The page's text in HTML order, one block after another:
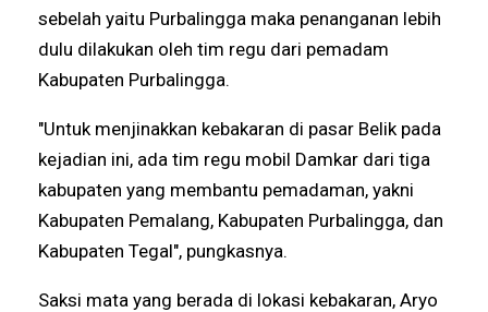
sebelah yaitu Purbalingga maka penanganan lebih
dulu dilakukan oleh tim regu dari pemadam
Kabupaten Purbalingga.
"Untuk menjinakkan kebakaran di pasar Belik pada
kejadian ini, ada tim regu mobil Damkar dari tiga
kabupaten yang membantu pemadaman, yakni
Kabupaten Pemalang, Kabupaten Purbalingga, dan
Kabupaten Tegal", pungkasnya.
Saksi mata yang berada di lokasi kebakaran, Aryo